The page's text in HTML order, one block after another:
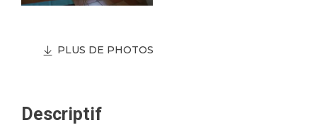
PLUS DE PHOTOS
Descriptif